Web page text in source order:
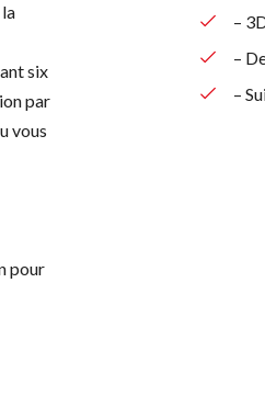
six
par
vous
pour
–
–
–